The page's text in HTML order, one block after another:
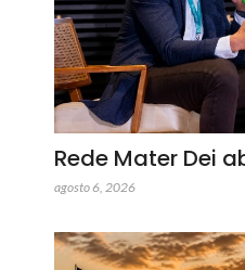
Rede Mater Dei
agosto 6, 2026